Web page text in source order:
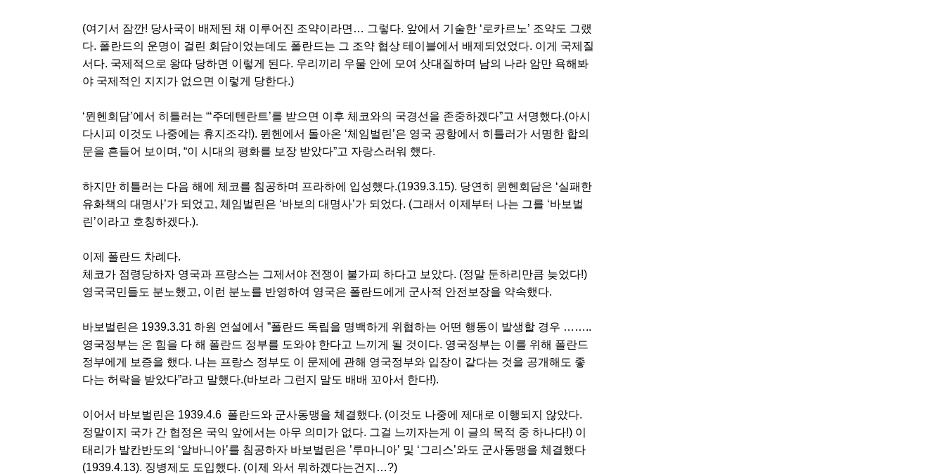
(여기서 잠깐! 당사국이 배제된 채 이루어진 조약이라면… 그렇다. 앞에서 기술한 ‘로카르노’ 조약도 그랬
다. 폴란드의 운명이 걸린 회담이었는데도 폴란드는 그 조약 협상 테이블에서 배제되었었다. 이게 국제질
서다. 국제적으로 왕따 당하면 이렇게 된다. 우리끼리 우물 안에 모여 삿대질하며 남의 나라 암만 욕해봐
야 국제적인 지지가 없으면 이렇게 당한다.)
‘뮌헨회담’에서 히틀러는 “‘주데텐란트’를 받으면 이후 체코와의 국경선을 존중하겠다”고 서명했다.(아시
다시피 이것도 나중에는 휴지조각!). 뮌헨에서 돌아온 ‘체임벌린’은 영국 공항에서 히틀러가 서명한 합의
문을 흔들어 보이며, “이 시대의 평화를 보장 받았다”고 자랑스러워 했다.
하지만 히틀러는 다음 해에 체코를 침공하며 프라하에 입성했다.(1939.3.15). 당연히 뮌헨회담은 ‘실패한
유화책의 대명사’가 되었고, 체임벌린은 ‘바보의 대명사’가 되었다. (그래서 이제부터 나는 그를 ‘바보벌
린’이라고 호칭하겠다.).
이제 폴란드 차례다.
체코가 점령당하자 영국과 프랑스는 그제서야 전쟁이 불가피 하다고 보았다. (정말 둔하리만큼 늦었다!)
영국국민들도 분노했고, 이런 분노를 반영하여 영국은 폴란드에게 군사적 안전보장을 약속했다.
바보벌린은 1939.3.31 하원 연설에서 ”폴란드 독립을 명백하게 위협하는 어떤 행동이 발생할 경우 ……..
영국정부는 온 힘을 다 해 폴란드 정부를 도와야 한다고 느끼게 될 것이다. 영국정부는 이를 위해 폴란드
정부에게 보증을 했다. 나는 프랑스 정부도 이 문제에 관해 영국정부와 입장이 같다는 것을 공개해도 좋
다는 허락을 받았다”라고 말했다.(바보라 그런지 말도 배배 꼬아서 한다!).
이어서 바보벌린은 1939.4.6 폴란드와 군사동맹을 체결했다. (이것도 나중에 제대로 이행되지 않았다.
정말이지 국가 간 협정은 국익 앞에서는 아무 의미가 없다. 그걸 느끼자는게 이 글의 목적 중 하나다!) 이
태리가 발칸반도의 ‘알바니아’를 침공하자 바보벌린은 ’루마니아’ 및 ‘그리스’와도 군사동맹을 체결했다
(1939.4.13). 징병제도 도입했다. (이제 와서 뭐하겠다는건지…?)